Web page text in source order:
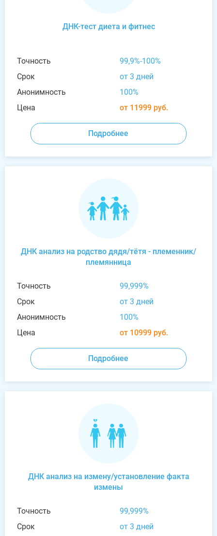
ДНК-тест диета и фитнес
Точность
99,9%-100%
Срок
от 3 дней
Анонимность
100%
Цена
от 11999 руб.
Подробнее
ДНК анализ на родство дядя/тётя - племенник/
племянница
Точность
99,999%
Срок
от 3 дней
Анонимность
100%
Цена
от 10999 руб.
Подробнее
ДНК анализ на измену/установление факта
измены
Точность
99,999%
Срок
от 3 дней